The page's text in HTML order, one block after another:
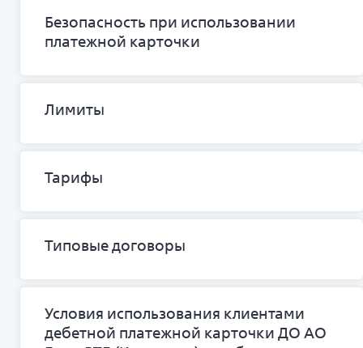
Безопасность при использовании
платежной карточки
Лимиты
Тарифы
Типовые договоры
Условия использования клиентами
дебетной платежной карточки ДО АО